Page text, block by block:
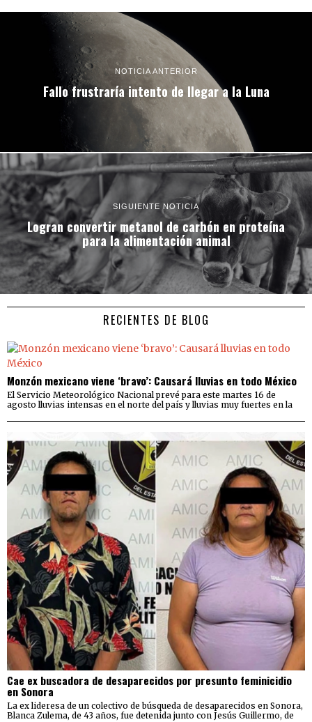
NOTICIA ANTERIOR
Fallo frustraría intento de llegar a la Luna
SIGUIENTE NOTICIA
Logran convertir metanol de carbón en proteína
para la alimentación animal
RECIENTES DE BLOG
Monzón mexicano viene ‘bravo’: Causará lluvias en todo México
El Servicio Meteorológico Nacional prevé para este martes 16 de
agosto lluvias intensas en el norte del país y lluvias muy fuertes en la
Cae ex buscadora de desaparecidos por presunto feminicidio
en Sonora
La ex lideresa de un colectivo de búsqueda de desaparecidos en Sonora,
Blanca Zulema, de 43 años, fue detenida junto con Jesús Guillermo, de